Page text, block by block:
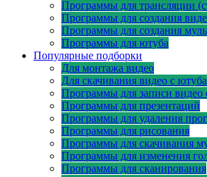
Программы для трансляции
Программы для создания
Программы для создания
Программы для ютуба
Популярные подборки
Для монтажа видео
Для скачивания видео с ютуба
Программы для записи видео
Программы для презентаций
Программы для удаления
Программы для рисования
Программы для скачивания
Программы для изменения
Программы для сканирования